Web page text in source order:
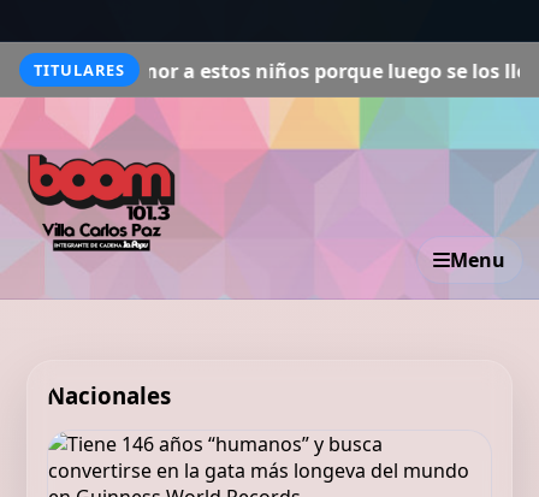
TITULARES
a estos niños porque luego se los llevan, pero
Menu
Nacionales